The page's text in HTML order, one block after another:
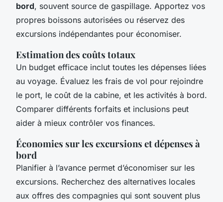
bord, souvent source de gaspillage. Apportez vos
propres boissons autorisées ou réservez des
excursions indépendantes pour économiser.
Estimation des coûts totaux
Un budget efficace inclut toutes les dépenses liées
au voyage. Évaluez les frais de vol pour rejoindre
le port, le coût de la cabine, et les activités à bord.
Comparer différents forfaits et inclusions peut
aider à mieux contrôler vos finances.
Économies sur les excursions et dépenses à
bord
Planifier à l’avance permet d’économiser sur les
excursions. Recherchez des alternatives locales
aux offres des compagnies qui sont souvent plus